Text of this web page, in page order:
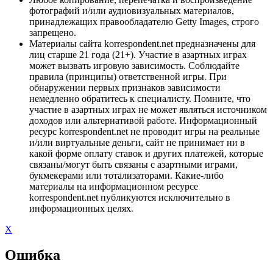
фотографий и/или аудиовизуальных материалов,
принадлежащих правообладателю Getty Images, строго
запрещено.
Материалы сайта korrespondent.net предназначены для
лиц старше 21 года (21+). Участие в азартных играх
может вызвать игровую зависимость. Соблюдайте
правила (принципы) ответственной игры. При
обнаружении первых признаков зависимости
немедленно обратитесь к специалисту. Помните, что
участие в азартных играх не может являться источником
доходов или альтернативой работе. Информационный
ресурс korrespondent.net не проводит игры на реальные
и/или виртуальные деньги, сайт не принимает ни в
какой форме оплату ставок и других платежей, которые
связаны/могут быть связаны с азартными играми,
букмекерами или тотализаторами. Какие-либо
материалы на информационном ресурсе
korrespondent.net публикуются исключительно в
информационных целях.
X
Ошибка